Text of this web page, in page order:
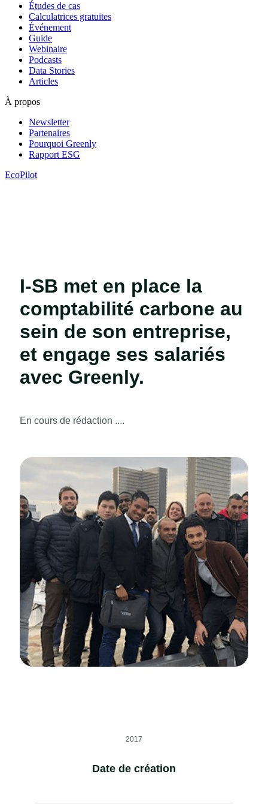
Études de cas
Calculatrices gratuites
Événement
Guide
Webinaire
Podcasts
Data Stories
Articles
À propos
Newsletter
Partenaires
Pourquoi Greenly
Rapport ESG
EcoPilot
I-SB met en place la
comptabilité carbone au
sein de son entreprise,
et engage ses salariés
avec Greenly.
En cours de rédaction ....
2017
Date de création